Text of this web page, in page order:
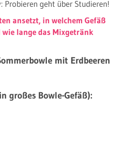
geht über Studieren!
ansetzt, in welchem Gefäß
lange das Mixgetränk
mit Erdbeeren
großes Bowle-Gefäß):